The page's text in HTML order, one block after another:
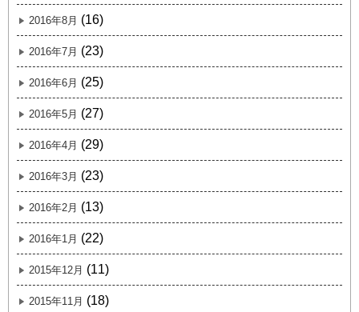
2016年8月 (16)
2016年7月 (23)
2016年6月 (25)
2016年5月 (27)
2016年4月 (29)
2016年3月 (23)
2016年2月 (13)
2016年1月 (22)
2015年12月 (11)
2015年11月 (18)